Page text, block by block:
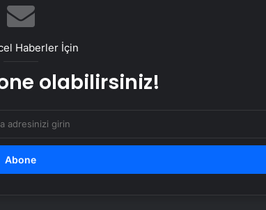
Doğru kişiyi bulduğunuzu gösteren 7
Haberler İçin
olabilirsiniz!